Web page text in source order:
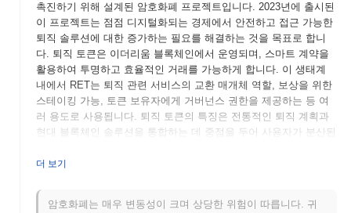
촉진하기 위해 설계된 암호화폐 프로젝트입니다. 2023년에 출시된
이 프로젝트는 점점 디지털화되는 경제에서 안전하고 접근 가능한
퇴직 솔루션에 대한 증가하는 필요를 해결하는 것을 목표로 합니
다. 퇴직 토큰은 이더리움 블록체인에서 운영되며, 스마트 계약을
활용하여 투명하고 효율적인 거래를 가능하게 합니다. 이 생태계
내에서 RET는 퇴직 관련 서비스의 교환 매개체 역할, 보상을 위한
스테이킹 가능, 토큰 보유자에게 거버넌스 권한을 제공하는 등 여
러 용도로 사용됩니다. 퇴직 토큰의 특징은 전통적인 퇴직 계획과
현대 블록체인 솔루션을 통합하는 데 중점을 두어 사용자가 분산된
혁신적인 접근 방식은 금융과 기술의 교차점에서 중요한 역할을 하
서비스를 제공합니다.
더 보기
암호화폐는 매우 변동성이 크며 상당한 위험이 따릅니다. 귀